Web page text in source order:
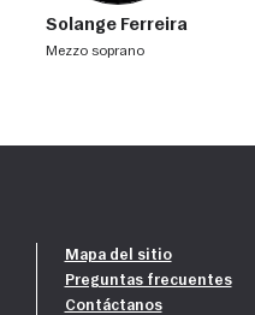
Solange Ferreira
mezzo soprano
Mapa del sitio
Preguntas frecuentes
Contáctanos